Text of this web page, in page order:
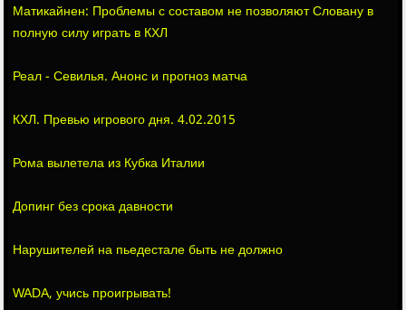
Матикайнен: Проблемы с составом не позволяют Словану в
полную силу играть в КХЛ
Реал - Севилья. Анонс и прогноз матча
КХЛ. Превью игрового дня. 4.02.2015
Рома вылетела из Кубка Италии
Допинг без срока давности
Нарушителей на пьедестале быть не должно
WADA, учись проигрывать!